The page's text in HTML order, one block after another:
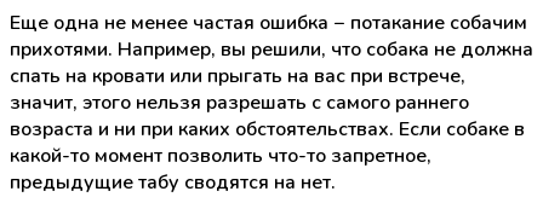
Еще одна не менее частая ошибка − потакание собачим
прихотями. Например, вы решили, что собака не должна
спать на кровати или прыгать на вас при встрече,
значит, этого нельзя разрешать с самого раннего
возраста и ни при каких обстоятельствах. Если собаке в
какой-то момент позволить что-то запретное,
предыдущие табу сводятся на нет.